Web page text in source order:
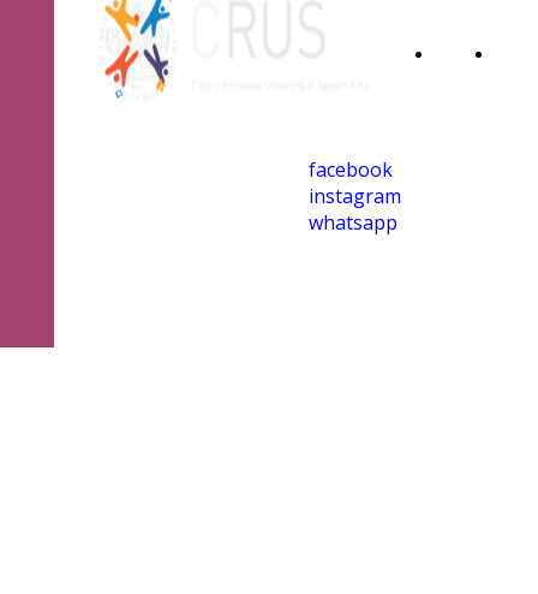
Home
facebook
instagram
whatsapp